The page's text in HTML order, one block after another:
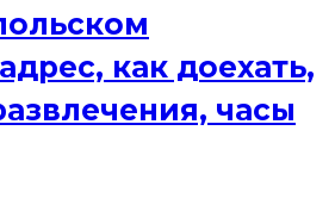
как доехать,
часы